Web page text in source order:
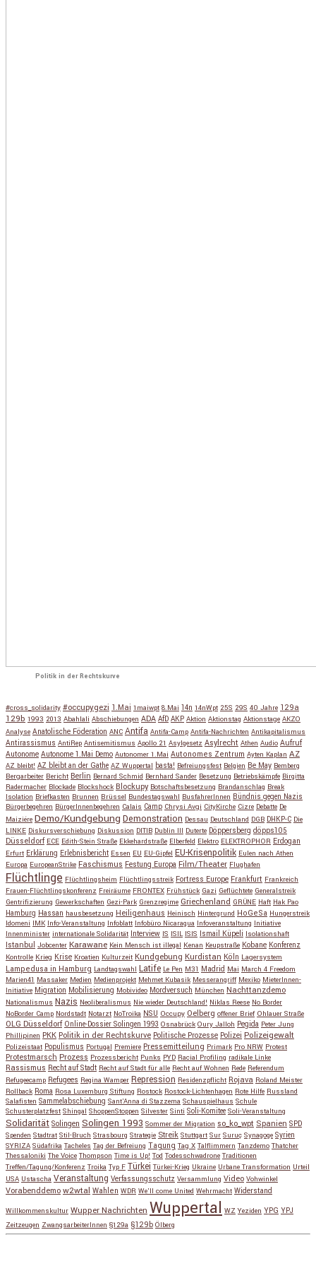
Politik in der Rechtskurve
#cross_solidarity #occupygezi 1.Mai 1maiwpt 8.Mai 14n 14nWpt 25S 29S 40 Jahre 129a
129b 1993 2013 Abahlali Abschiebungen ADA AfD AKP Aktion Aktionstag Aktionstage AKZO
Analyse Anatolische Föderation ANC Antifa Antifa-Camp Antifa-Nachrichten Antikapitalismus
Antirassismus AntiRep Antisemitismus Apollo 21 Asylgesetz Asylrecht Athen Audio Aufruf
Autonome Autonome 1.Mai Demo Autonomer 1.Mai Autonomes Zentrum Ayten Kaplan AZ
AZ bleibt! AZ bleibt an der Gathe AZ Wuppertal basta! Befreiungsfest Belgien Be May Bemberg
Bergarbeiter Bericht Berlin Bernard Schmid Bernhard Sander Besetzung Betriebskämpfe Birgitta
Radermacher Blockade Blockshock Blockupy Botschaftsbesetzung Brandanschlag Break
Isolation Briefkasten Brunnen Brüssel Bundestagswahl BusfahrerInnen Bündnis gegen Nazis
Bürgerbegehren BürgerInnenbegehren Calais Camp Chrysi Avgi CityKirche Cizre Debatte De
Maiziére Demo/Kundgebung Demonstration Dessau Deutschland DGB DHKP-C Die
LINKE Diskursverschiebung Diskussion DITIB Dublin III Duterte Döppersberg döpps105
Düsseldorf ECE Edith-Stein Straße Ekkehardstraße Elberfeld Elektro ELEKTROPHOR Erdogan
Erfurt Erklärung Erlebnisbericht Essen EU EU-Gipfel EU-Krisenpolitik Eulen nach Athen
Europa EuropeanStrike Faschismus Festung Europa Film/Theater Flughafen
Flüchtlinge Flüchtlingsheim Flüchtlingsstreik Fortress Europe Frankfurt Frankreich
Frauen-Flüchtlingskonferenz Freiräume FRONTEX Frühstück Gazi Geflüchtete Generalstreik
Gentrifizierung Gewerkschaften Gezi-Park Grenzregime Griechenland GRÜNE Haft Hak Pao
Hamburg Hassan hausbesetzung Heiligenhaus Heinisch Hintergrund HoGeSa Hungerstreik
Idomeni IMK Info-Veranstaltung Infoblatt Infobüro Nicaragua Infoveranstaltung Initiative
Innenminister internationale Solidarität Interview IS ISIL ISIS Ismail Küpeli Isolationshaft
Istanbul Jobcenter Karawane Kein Mensch ist illegal Kenan Keupstraße Kobane Konferenz
Kontrolle Krieg Krise Kroatien Kulturzeit Kundgebung Kurdistan Köln Lagersystem
Lampedusa in Hamburg Landtagswahl Latife Le Pen M31 Madrid Mai March 4 Freedom
Marien41 Massaker Medien Medienprojekt Mehmet Kubasik Messerangriff Mexiko MieterInnen-
Initiative Migration Mobilisierung Mobivideo Mordversuch München Nachttanzdemo
Nationalismus Nazis Neoliberalismus Nie wieder Deutschland! Niklas Reese No Border
NoBorder Camp Nordstadt Notarzt NoTroika NSU Occupy Oelberg offener Brief Ohlauer Straße
OLG Düsseldorf Online-Dossier Solingen 1993 Osnabrück Oury Jalloh Pegida Peter Jung
Phillipinen PKK Politik in der Rechtskurve Politische Prozesse Polizei Polizeigewalt
Polizeistaat Populismus Portugal Premiere Pressemitteilung Primark Pro NRW Protest
Protestmarsch Prozess Prozessbericht Punks PYD Racial Profiling radikale Linke
Rassismus Recht auf Stadt Recht auf Stadt für alle Recht auf Wohnen Rede Referendum
Refugeecamp Refugees Regina Wamper Repression Residenzpflicht Rojava Roland Meister
Rollback Roma Rosa Luxemburg Stiftung Rostock Rostock-Lichtenhagen Rote Hilfe Russland
Salafisten Sammelabschiebung Sant'Anna di Stazzema Schauspielhaus Schule
Schusterplatzfest Shingal ShoppenStoppen Silvester Sinti Soli-Komitee Soli-Veranstaltung
Solidarität Solingen Solingen 1993 Sommer der Migration so_ko_wpt Spanien SPD
Spenden Stadtrat Stil-Bruch Strasbourg Strategie Streik Stuttgart Sur Suruç Synagoge Syrien
SYRIZA Südafrika Tacheles Tag der Befreiung Tagung Tag X Talflimmern Tanzdemo Thatcher
Thessaloniki The Voice Thompson Time is Up! Tod Todesschwadrone Traditionen
Treffen/Tagung/Konferenz Troika Typ F Türkei Türkei-Krieg Ukraine Urbane Transformation Urteil
USA Ustascha Veranstaltung Verfassungsschutz Versammlung Video Vohwinkel
Vorabenddemo w2wtal Wahlen WDR We'll come United Wehrmacht Widerstand
Willkommenskultur Wupper Nachrichten Wuppertal WZ Yeziden YPG YPJ
Zeitzeugen ZwangsarbeiterInnen §129a §129b Ölberg